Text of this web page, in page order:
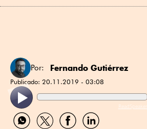
Por: Fernando Gutiérrez
Publicado: 20.11.2019 - 03:08
ReadSpeaker
Compartir
por
Compartir
por
Compartir
por
Compartir
por